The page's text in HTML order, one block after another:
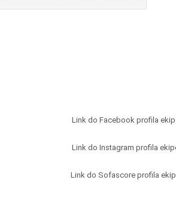
Link do Facebook profila
Link do Instagram profila
Link do Sofascore profila